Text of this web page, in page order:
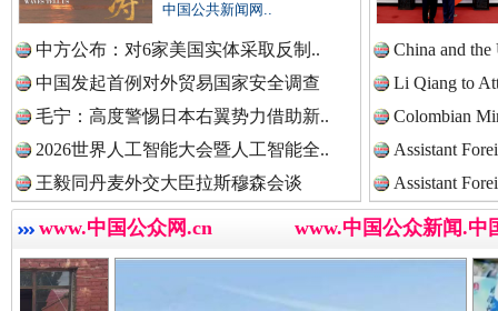
中国检察新闻网.
中国医药新闻网.
中国企业新闻网.
“后车司机肯定在骂我” 全民健
中国公共新闻网..
中方公布：对6家美国实体采取反制..
中国发起首例对外贸易国家安全调查
毛宁：高度警惕日本右翼势力借助新..
2026世界人工智能大会暨人工智能全..
王毅同丹麦外交大臣拉斯穆森会谈
China and
Li Qiang to
Colombian
Assistant
Assistant
www.中国公众网.cn www.中国公众新闻.中